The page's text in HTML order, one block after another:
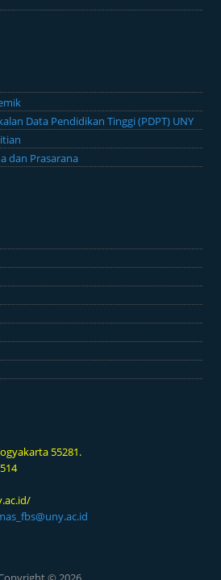
Data Pendidikan Tinggi (PDPT) UNY
dan Prasarana
55281.